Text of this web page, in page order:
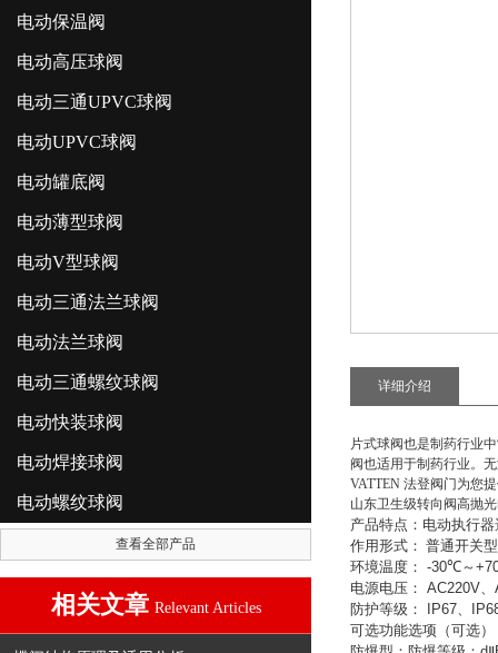
电动保温阀
电动高压球阀
电动三通UPVC球阀
电动UPVC球阀
电动罐底阀
电动薄型球阀
电动V型球阀
电动三通法兰球阀
电动法兰球阀
电动三通螺纹球阀
电动快装球阀
电动焊接球阀
电动螺纹球阀
查看全部产品
相关文章 Relevant Articles
详细介绍
片式球阀也是制药行业
阀也适用于制药行业。
VATTEN 法登阀门为您
山东卫生级转向阀高抛
产品特点：电动执行
作用形式： 普通开关
环境温度： -30℃～
电源电压： AC220V、
防护等级：
IP67、
可选功能选项（可选）